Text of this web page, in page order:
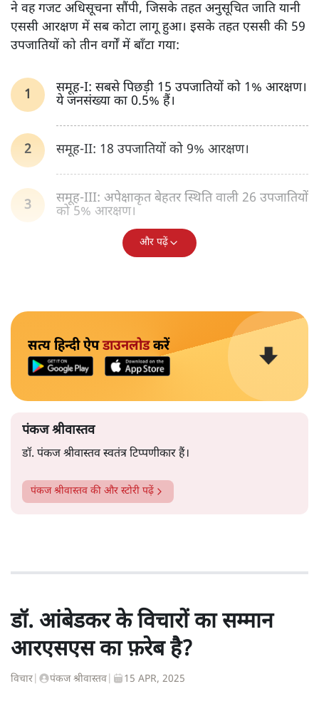
ने वह गजट अधिसूचना सौंपी, जिसके तहत अनुसूचित जाति यानी
एससी आरक्षण में सब कोटा लागू हुआ। इसके तहत एससी की 59
उपजातियों को तीन वर्गों में बाँटा गया:
समूह-I: सबसे पिछड़ी 15 उपजातियों को 1% आरक्षण।
ये जनसंख्या का 0.5% हैं।
समूह-II: 18 उपजातियों को 9% आरक्षण।
समूह-III: अपेक्षाकृत बेहतर स्थिति वाली 26 उपजातियों
को 5% आरक्षण।
और पढ़ें
सत्य हिन्दी ऐपडाउनलोडकरें
पंकज श्रीवास्तव
डॉ. पंकज श्रीवास्तव स्वतंत्र टिप्पणीकार हैं।
पंकज श्रीवास्तव की और स्टोरी पढ़ें
डॉ. आंबेडकर के विचारों का सम्मान
आरएसएस का फ़रेब है?
विचार पंकज श्रीवास्तव 15 APR, 2025